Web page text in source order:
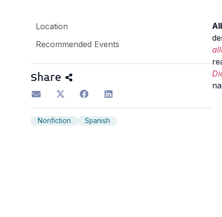
Location
Recommended Events
Share
Nonfiction Spanish